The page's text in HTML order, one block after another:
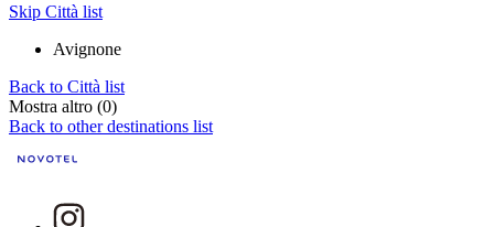
Skip Città list
Avignone
Back to Città list
Mostra altro (0)
Back to other destinations list